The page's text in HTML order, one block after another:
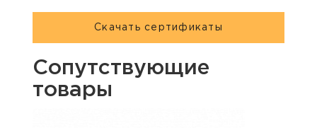
Скачать сертификаты
Сопутствующие
товары